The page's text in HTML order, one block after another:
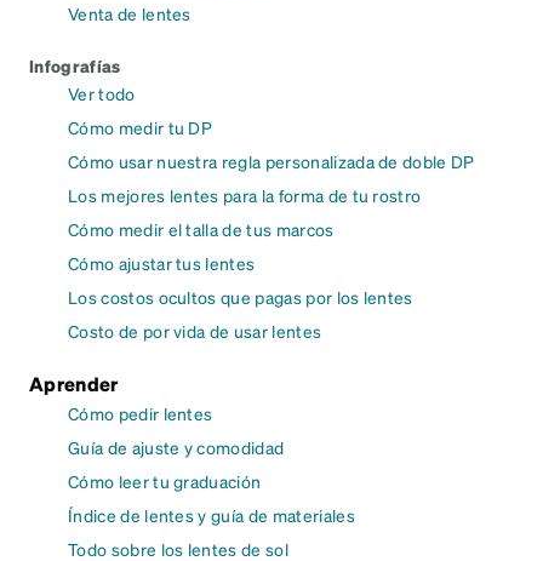
Venta de lentes
Infografías
Ver todo
Cómo medir tu DP
Cómo usar nuestra regla personalizada de doble DP
Los mejores lentes para la forma de tu rostro
Cómo medir el talla de tus marcos
Cómo ajustar tus lentes
Los costos ocultos que pagas por los lentes
Costo de por vida de usar lentes
Aprender
Cómo pedir lentes
Guía de ajuste y comodidad
Cómo leer tu graduación
Índice de lentes y guía de materiales
Todo sobre los lentes de sol